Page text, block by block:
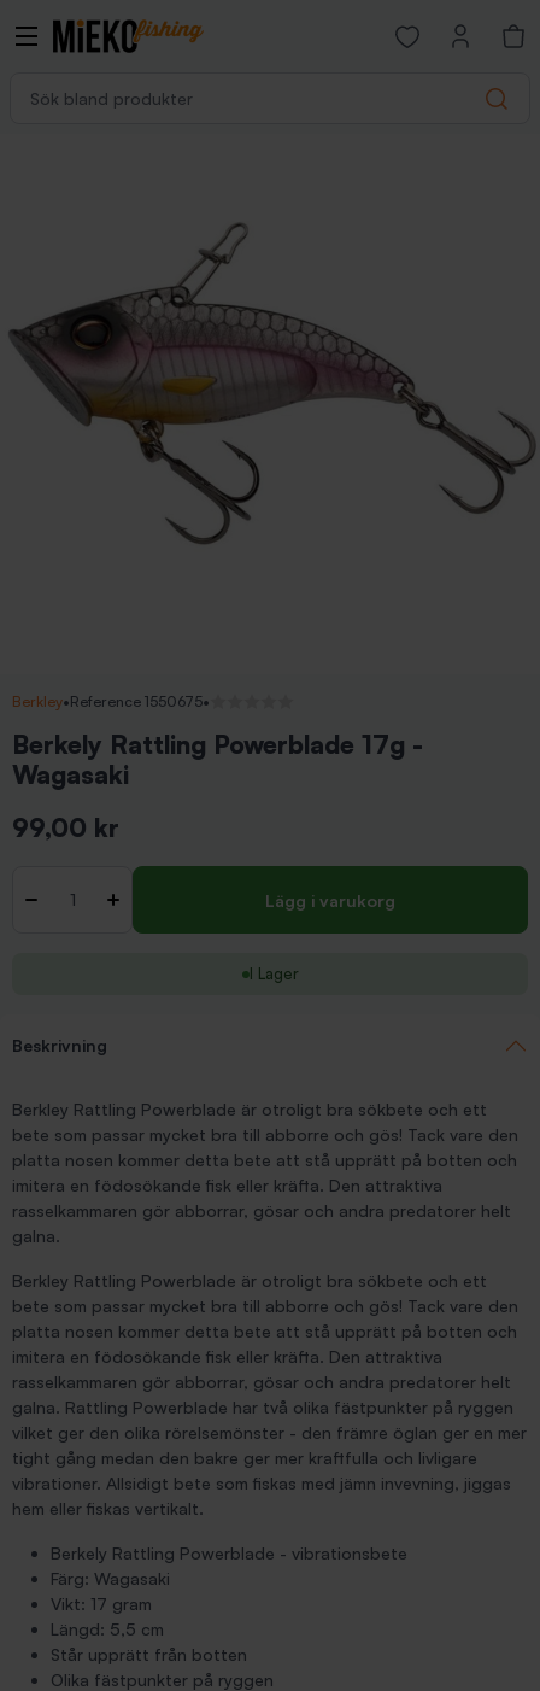
Search
Open favorites
Berkley•Reference 1550675•
Berkely Rattling Powerblade 17g -
Wagasaki
99,00 kr
- + Lägg i varukorg
I Lager
Beskrivning
Berkley Rattling Powerblade är otroligt bra sökbete och ett
bete som passar mycket bra till abborre och gös! Tack vare den
platta nosen kommer detta bete att stå upprätt på botten och
imitera en födosökande fisk eller kräfta. Den attraktiva
rasselkammaren gör abborrar, gösar och andra predatorer helt
galna.
Berkley Rattling Powerblade är otroligt bra sökbete och ett
bete som passar mycket bra till abborre och gös! Tack vare den
platta nosen kommer detta bete att stå upprätt på botten och
imitera en födosökande fisk eller kräfta. Den attraktiva
rasselkammaren gör abborrar, gösar och andra predatorer helt
galna. Rattling Powerblade har två olika fästpunkter på ryggen
vilket ger den olika rörelsemönster - den främre öglan ger en mer
tight gång medan den bakre ger mer kraftfulla och livligare
vibrationer. Allsidigt bete som fiskas med jämn invevning, jiggas
hem eller fiskas vertikalt.
Berkely Rattling Powerblade - vibrationsbete
Färg: Wagasaki
Vikt: 17 gram
Längd: 5,5 cm
Står upprätt från botten
Olika fästpunkter på ryggen